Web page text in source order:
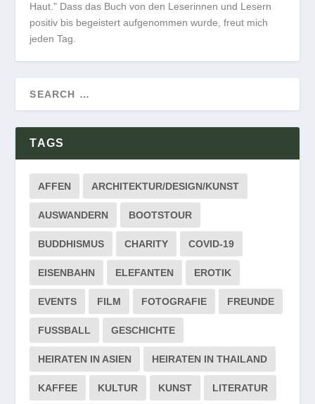
Haut." Dass das Buch von den Leserinnen und Lesern
positiv bis begeistert aufgenommen wurde, freut mich
jeden Tag.
TAGS
AFFEN ARCHITEKTUR/DESIGN/KUNST
AUSWANDERN BOOTSTOUR
BUDDHISMUS CHARITY COVID-19
EISENBAHN ELEFANTEN EROTIK
EVENTS FILM FOTOGRAFIE FREUNDE
FUSSBALL GESCHICHTE
HEIRATEN IN ASIEN HEIRATEN IN THAILAND
KAFFEE KULTUR KUNST LITERATUR